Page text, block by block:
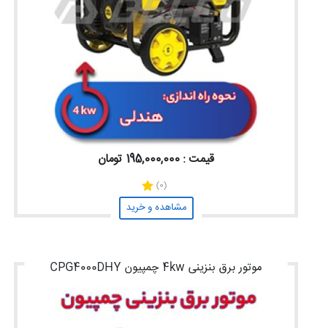
قیمت : 195,000,000 تومان
(0)
مشاهده و خرید
موتور برق بنزینی 4kw چمپیون CPG4000DHY